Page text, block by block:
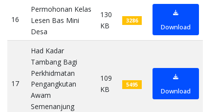
16
Permohonan Kelas
Lesen Bas Mini
Desa
130
KB
3286
Download
17
Had Kadar
Tambang Bagi
Perkhidmatan
Pengangkutan
Awam
Semenanjung
109
KB
5495
Download